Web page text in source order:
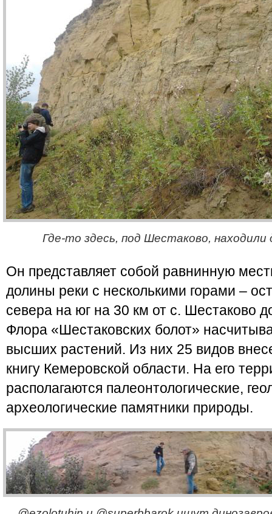
Где-то здесь, под Шестаково, находили
Он представляет собой равнинную
долины реки с несколькими горами –
севера на юг на 30 км от с. Шестаково
Флора «Шестаковских болот»
высших растений. Из них 25 видов
книгу Кемеровской области. На его
располагаются палеонтологические,
археологические памятники природы.